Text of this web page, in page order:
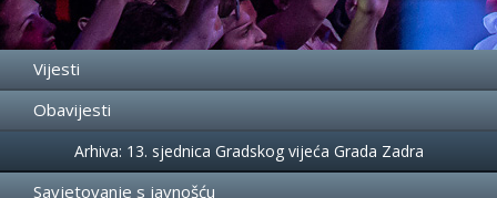
Vijesti
Obavijesti
Događanja
Arhiva: 13. sjednica Gradskog vijeća Grada Zadra
Savjetovanje s javnošću